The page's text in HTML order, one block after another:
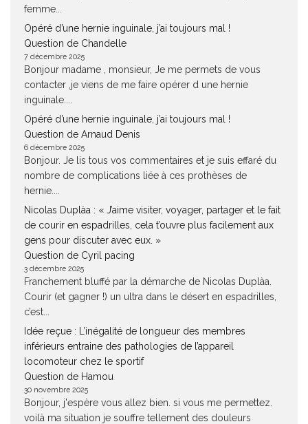
femme...
Opéré d’une hernie inguinale, j’ai toujours mal !
Question de Chandelle
7 décembre 2025
Bonjour madame , monsieur, Je me permets de vous
contacter ,je viens de me faire opérer d une hernie
inguinale....
Opéré d’une hernie inguinale, j’ai toujours mal !
Question de Arnaud Denis
6 décembre 2025
Bonjour. Je lis tous vos commentaires et je suis effaré du
nombre de complications liée à ces prothèses de
hernie....
Nicolas Duplàa : « J’aime visiter, voyager, partager et le fait
de courir en espadrilles, cela t’ouvre plus facilement aux
gens pour discuter avec eux. »
Question de Cyril pacing
3 décembre 2025
Franchement bluffé par la démarche de Nicolas Duplàa.
Courir (et gagner !) un ultra dans le désert en espadrilles,
c’est...
Idée reçue : L’inégalité de longueur des membres
inférieurs entraine des pathologies de l’appareil
locomoteur chez le sportif
Question de Hamou
30 novembre 2025
Bonjour, j'espère vous allez bien. si vous me permettez.
voilà ma situation je souffre tellement des douleurs